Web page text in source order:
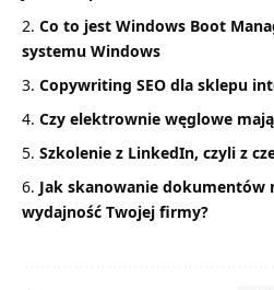
Co to jest Windows Boot
systemu Windows
Copywriting SEO dla sklepu
Czy elektrownie węglowe mają
Szkolenie z LinkedIn, czyli z
Jak skanowanie dokumentów
wydajność Twojej firmy?